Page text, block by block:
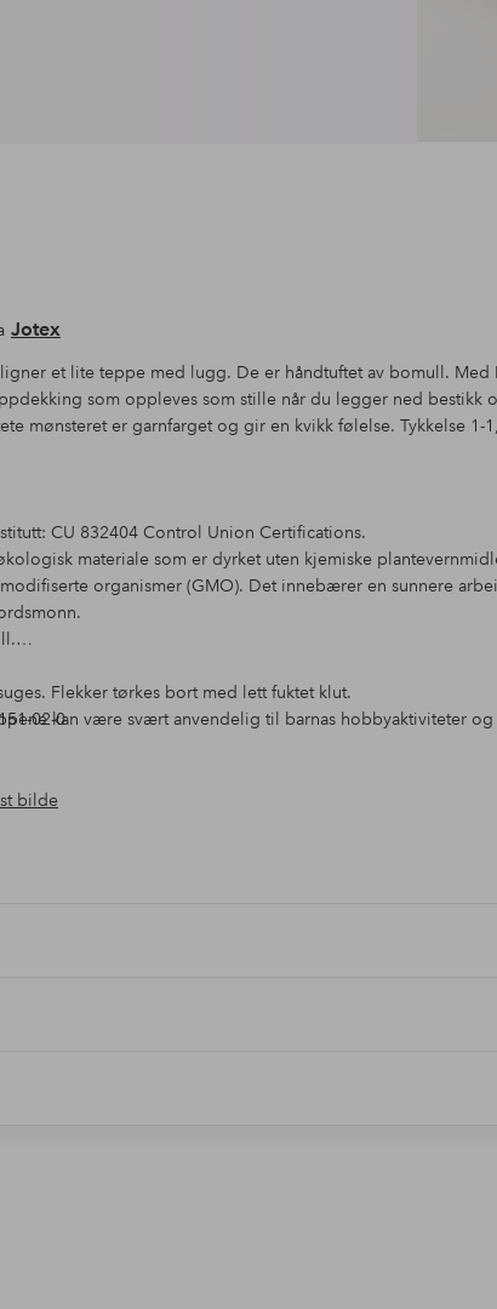
Jotex
et lite teppe med lugg. De er håndtuftet av bomull. Med
som oppleves som stille når du legger ned bestikk
mønsteret er garnfarget og gir en kvikk følelse. Tykkelse 1-
CU 832404 Control Union Certifications.
materiale som er dyrket uten kjemiske
organismer (GMO). Det innebærer en sunnere
Flekker tørkes bort med lett fuktet klut.
kan være svært anvendelig til barnas hobbyaktiviteter og
02-0
bilde